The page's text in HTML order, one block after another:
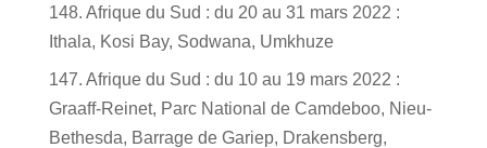
148. Afrique du Sud : du 20 au 31 mars 2022 :
Ithala, Kosi Bay, Sodwana, Umkhuze
147. Afrique du Sud : du 10 au 19 mars 2022 :
Graaff-Reinet, Parc National de Camdeboo, Nieu-
Bethesda, Barrage de Gariep, Drakensberg,